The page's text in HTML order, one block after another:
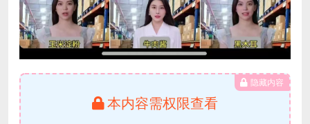
隐藏内容
本内容需权限查看